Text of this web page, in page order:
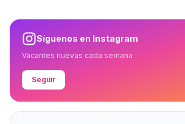
Síguenos en Instagram
Vacantes nuevas cada semana
Seguir